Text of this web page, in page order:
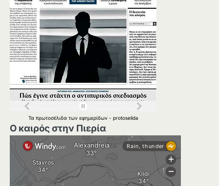
Τα πρωτοσέλιδα των εφημερίδων - protoselida
Ο καιρός στην Πιερία